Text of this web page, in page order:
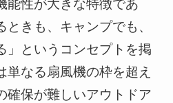
能性が大きな特徴であ
きも、キャンプでも、
」というコンセプトを掲
単なる扇風機の枠を超え
確保が難しいアウトドア